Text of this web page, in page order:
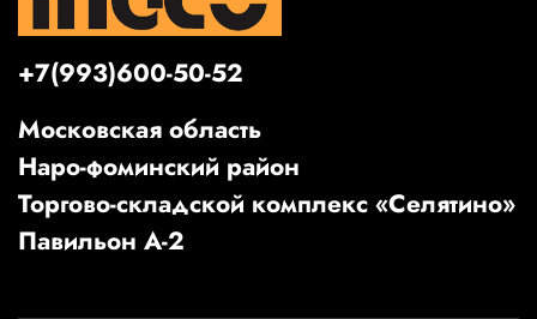
+7(993)600-50-52
Московская область
Наро-фоминский район
Торгово-складской комплекс «Селятино»
Павильон А-2